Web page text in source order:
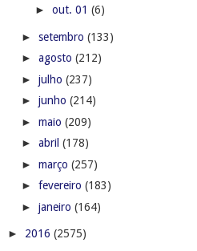
►janeiro (164)
►2016(2575)
►2015(450)